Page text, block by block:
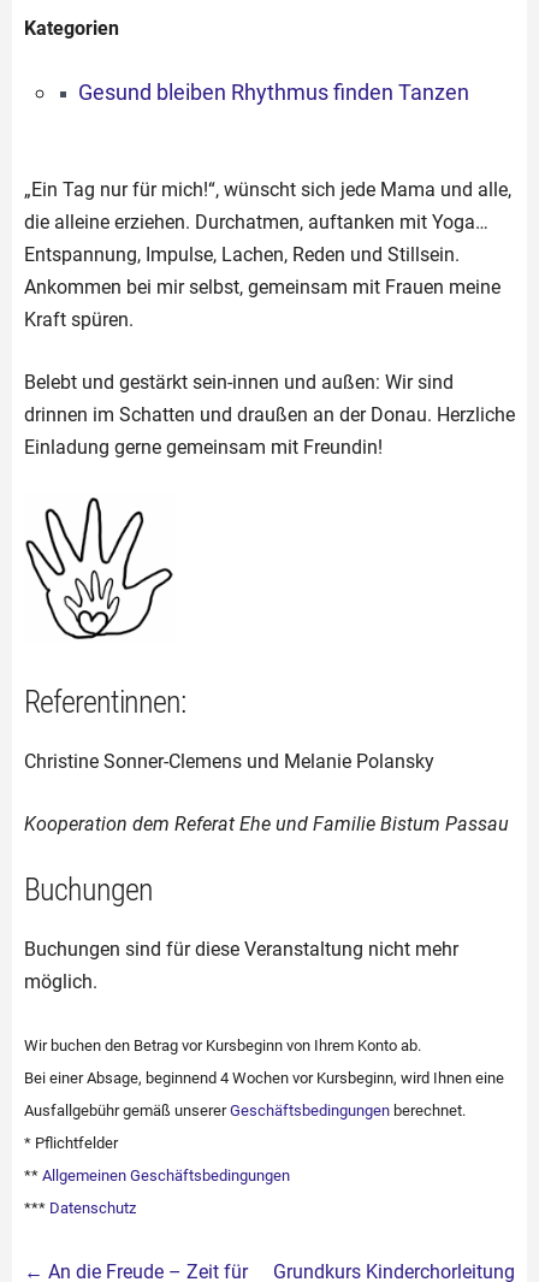
Kategorien
Gesund bleiben Rhythmus finden Tanzen
„Ein Tag nur für mich!“, wünscht sich jede Mama und alle,
die alleine erziehen. Durchatmen, auftanken mit Yoga…
Entspannung, Impulse, Lachen, Reden und Stillsein.
Ankommen bei mir selbst, gemeinsam mit Frauen meine
Kraft spüren.
Belebt und gestärkt sein-innen und außen: Wir sind
drinnen im Schatten und draußen an der Donau. Herzliche
Einladung gerne gemeinsam mit Freundin!
Referentinnen:
Christine Sonner-Clemens und Melanie Polansky
Kooperation dem Referat Ehe und Familie Bistum Passau
Buchungen
Buchungen sind für diese Veranstaltung nicht mehr
möglich.
Wir buchen den Betrag vor Kursbeginn von Ihrem Konto ab.
Bei einer Absage, beginnend 4 Wochen vor Kursbeginn, wird Ihnen eine
Ausfallgebühr gemäß unsererGeschäftsbedingungen berechnet.
* Pflichtfelder
** Allgemeinen Geschäftsbedingungen
*** Datenschutz
Beitragsnavigation
← An die Freude – Zeit für Grundkurs Kinderchorleitung